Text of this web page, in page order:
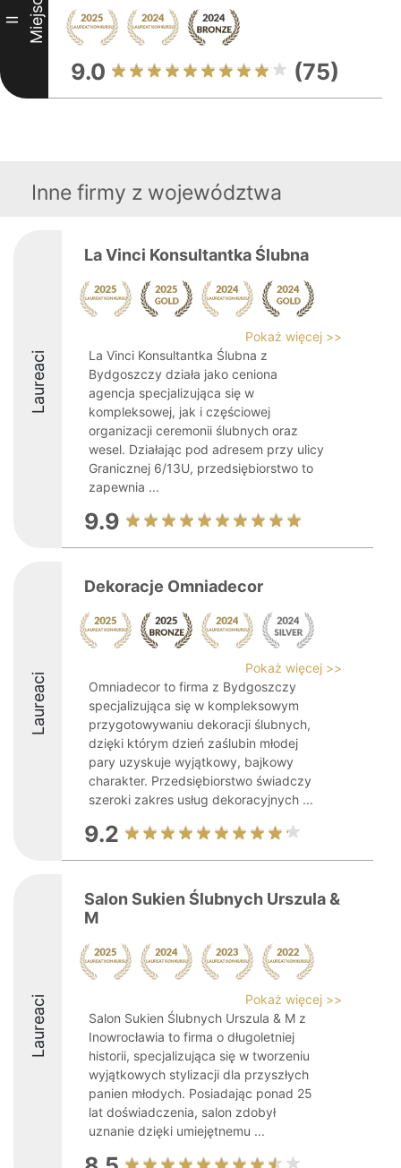
II Miejsce
9.0 (75)
Inne firmy z województwa
Laureaci
La Vinci Konsultantka Ślubna
Pokaż więcej >>
La Vinci Konsultantka Ślubna z
Bydgoszczy działa jako ceniona
agencja specjalizująca się w
kompleksowej, jak i częściowej
organizacji ceremonii ślubnych oraz
wesel. Działając pod adresem przy ulicy
Granicznej 6/13U, przedsiębiorstwo to
zapewnia ...
9.9
Laureaci
Dekoracje Omniadecor
Pokaż więcej >>
Omniadecor to firma z Bydgoszczy
specjalizująca się w kompleksowym
przygotowywaniu dekoracji ślubnych,
dzięki którym dzień zaślubin młodej
pary uzyskuje wyjątkowy, bajkowy
charakter. Przedsiębiorstwo świadczy
szeroki zakres usług dekoracyjnych ...
9.2
Laureaci
Salon Sukien Ślubnych Urszula &
M
Pokaż więcej >>
Salon Sukien Ślubnych Urszula & M z
Inowrocławia to firma o długoletniej
historii, specjalizująca się w tworzeniu
wyjątkowych stylizacji dla przyszłych
panien młodych. Posiadając ponad 25
lat doświadczenia, salon zdobył
uznanie dzięki umiejętnemu ...